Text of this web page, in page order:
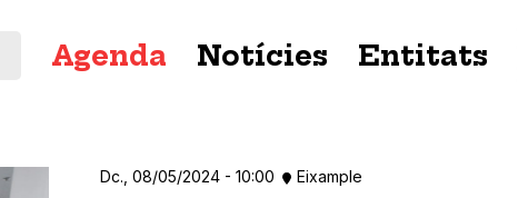
principal
Agenda Notícies Entitats
Dc., 08/05/2024 - 10:00 Eixample